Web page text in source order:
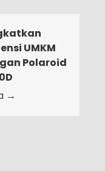
UMKM
Polaroid
→